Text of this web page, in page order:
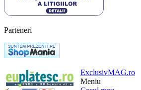
Parteneri
ExclusivMAG.ro
Meniu